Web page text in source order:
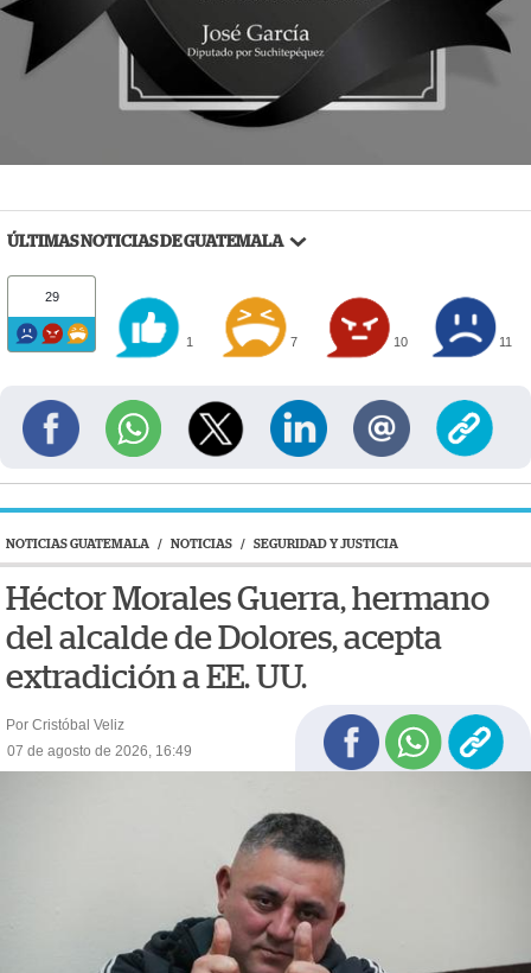
ÚLTIMAS NOTICIAS DE GUATEMALA
29
1 7 10 11
NOTICIAS GUATEMALA / NOTICIAS / SEGURIDAD Y JUSTICIA
Héctor Morales Guerra, hermano
del alcalde de Dolores, acepta
extradición a EE. UU.
Por Cristóbal Veliz
07 de agosto de 2026, 16:49